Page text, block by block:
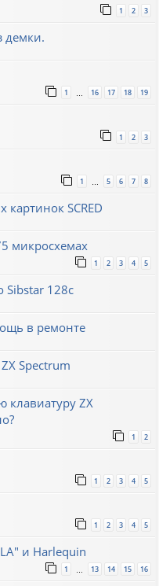
1 2 3
демки.
1 … 16 17 18 19
1 2 3
1 5 6 7 8
картинок SCRED
микросхемах
1 2 3 4 5
Sibstar 128с
в ремонте
Spectrum
клавиатуру ZX
1 2
1 2 3 4 5
1 2 3 4 5
и Harlequin
1 … 13 14 15 16